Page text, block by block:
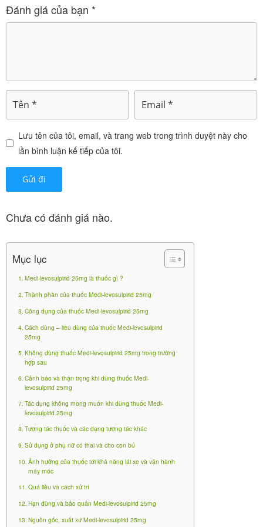
Bệnh nhân chủ yếu là tiêu cực: Tối đa 800mg/ngày.
mỗi ngày.
Không dùng thuốc Medi-levosulpirid
25mg trong trường hợp sau
Phụ nữ mang thai và có khả năng mang thai.
Trẻ em dưới 14 tuổi.
Bệnh nhân bị tổn thương nhu động ruột, bệnh nhân bị
xuất huyết dạ dày ruột, rối loạn nhu động ruột hay
khả năng thẩm thấu.
Tăng sắc tố tế bào có thể gây tăng huyết áp do
phóng thích catecholamine từ khối u.
Tăng cảm giác không dung nạp thuốc.
Động kinh, hưng cảm và loạn thần hưng-trầm cảm.
Bệnh nhân bệnh vú cấp tính-đây là sự tương quan
giữa sự tăng tiết prolactin và loạn sản tế bào vú
thường gặp khi dùng thuốc hướng tâm thần.
Cảnh báo và thận trọng khi dùng
Đánh giá của bạn *
Lưu tên của tôi, email, và trang web trong trình duyệt này cho
lần bình luận kế tiếp của tôi.
Chưa có đánh giá nào.
Mục lục
Medi-levosulpirid 25mg là thuốc gì ?
Thành phần của thuốc Medi-levosulpirid 25mg
Công dụng của thuốc Medi-levosulpirid 25mg
Cách dùng – liều dùng của thuốc Medi-levosulpirid
25mg
Không dùng thuốc Medi-levosulpirid 25mg trong trường
hợp sau
Cảnh báo và thận trọng khi dùng thuốc Medi-
levosulpirid 25mg
Tác dụng không mong muốn khi dùng thuốc Medi-
levosulpirid 25mg
Tương tác thuốc và các dạng tương tác khác
Sử dụng ở phụ nữ có thai và cho con bú
Ảnh hưởng của thuốc tới khả năng lái xe và vận hành
máy móc
Quá liều và cách xử trí
Hạn dùng và bảo quản Medi-levosulpirid 25mg
Nguồn gốc, xuất xứ Medi-levosulpirid 25mg